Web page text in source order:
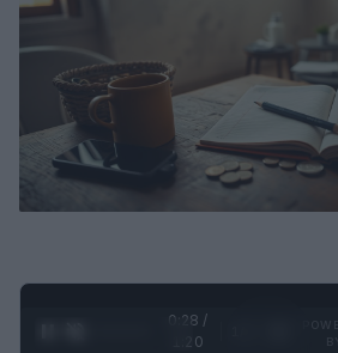
0:29 /
1:20